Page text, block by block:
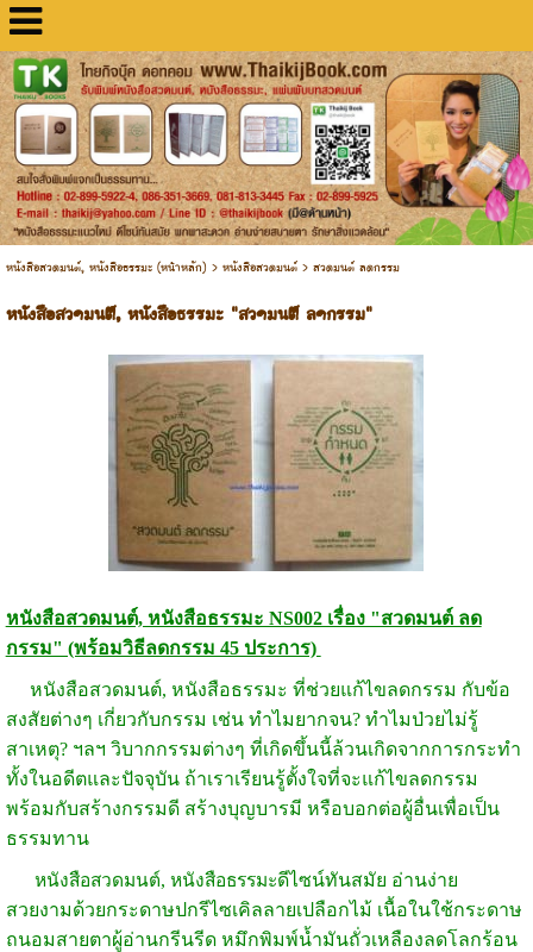
หนังสือสวดมนต์, หนังสือธรรมะ (หน้าหลัก) > หนังสือสวดมนต์> สวดมนต์ ลดกรรม
หนังสือสวดมนต์, หนังสือธรรมะ "สวดมนต์ ลดกรรม"
หนังสือสวดมนต์, หนังสือธรรมะ NS002 เรื่อง "สวดมนต์ ลด
กรรม" (พร้อมวิธีลดกรรม 45 ประการ)
หนังสือสวดมนต์, หนังสือธรรมะ ที่ช่วยแก้ไขลดกรรม กับข้อ
สงสัยต่างๆ เกี่ยวกับกรรม เช่น ทำไมยากจน? ทำไมป่วยไม่รู้
สาเหตุ? ฯลฯ วิบากกรรมต่างๆ ที่เกิดขึ้นนี้ล้วนเกิดจากการกระทำ
ทั้งในอดีตและปัจจุบัน ถ้าเราเรียนรู้ตั้งใจที่จะแก้ไขลดกรรม
พร้อมกับสร้างกรรมดี สร้างบุญบารมี หรือบอกต่อผู้อื่นเพื่อเป็น
ธรรมทาน
หนังสือสวดมนต์, หนังสือธรรมะดีไซน์ทันสมัย อ่านง่าย
สวยงามด้วยกระดาษปกรีไซเคิลลายเปลือกไม้ เนื้อในใช้กระดาษ
ถนอมสายตาผู้อ่านกรีนรีด หมึกพิมพ์น้ำมันถั่วเหลืองลดโลกร้อน